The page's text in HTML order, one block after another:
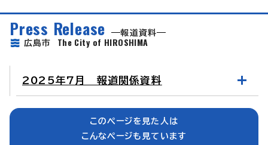
Press Release
報道資料
広島市 The City of HIROSHIMA
2025年7月 報道関係資料
このページを見た人は
こんなページも見ています